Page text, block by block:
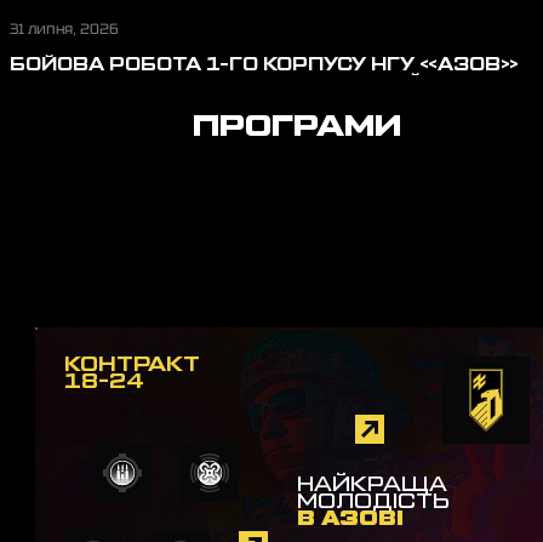
31 липня, 2026
БОЙОВА РОБОТА 1-ГО КОРПУСУ НГУ «АЗОВ»
ПРОГРАМИ
КОНТРАКТ
18-24
НАЙКРАЩА
МОЛОДІСТЬ
В АЗОВІ